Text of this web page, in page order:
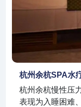
杭州余杭SPA水
杭州余杭慢性压
表现为入睡困难